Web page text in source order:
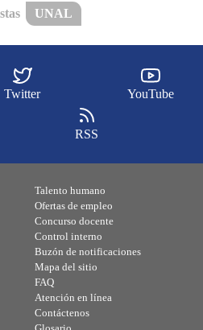
UNAL
Twitter YouTube
RSS
Talento humano
Ofertas de empleo
Concurso docente
Control interno
Buzón de notificaciones
Mapa del sitio
FAQ
Atención en línea
Contáctenos